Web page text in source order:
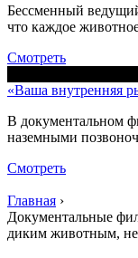
Бессменный
что каждое
Смотреть
«Ваша внутренняя
В документальном
наземными
Смотреть
Главная ›
Документальные
диким животным,